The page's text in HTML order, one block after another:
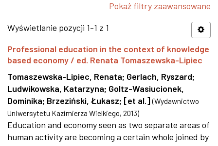
Pokaż filtry zaawansowane
Wyświetlanie pozycji 1-1 z 1
Professional education in the context of knowledge
based economy / ed. Renata Tomaszewska-Lipiec
Tomaszewska-Lipiec, Renata; Gerlach, Ryszard;
Ludwikowska, Katarzyna; Goltz-Wasiucionek,
Dominika; Brzeziński, Łukasz; [et al.] (Wydawnictwo
Uniwersytetu Kazimierza Wielkiego, 2013)
Education and economy seen as two separate areas of
human activity are becoming a certain whole joined by